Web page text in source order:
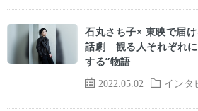
2022.05.02 インタ
石丸さち子× 東映で届
話劇 観る人それぞれに
する”物語